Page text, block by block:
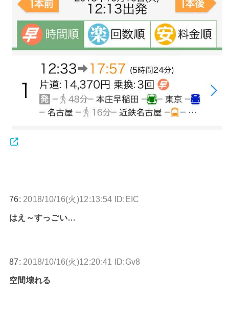
76: 2018/10/16(火)12:13:54 ID:EIC
はえ～すっごい…
87: 2018/10/16(火)12:20:41 ID:Gv8
空間壊れる